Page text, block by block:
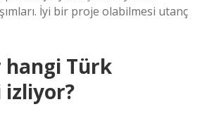
İyi bir proje olabilmesi utanç
hangi Türk